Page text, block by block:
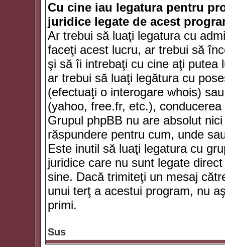
Cu cine iau legatura pentru
juridice legate de acest
Ar trebui să luaţi legatura cu
faceţi acest lucru, ar trebui să
şi să îi intrebaţi cu cine aţi putea
ar trebui să luaţi legătura cu
(efectuaţi o interogare whois)
(yahoo, free.fr, etc.),
Grupul phpBB nu are absolut
răspundere pentru cum, unde
Este inutil să luaţi legatura cu
juridice care nu sunt legate
sine. Dacă trimiteţi un mesaj
unui terţ a acestui program, nu
primi.
Sus